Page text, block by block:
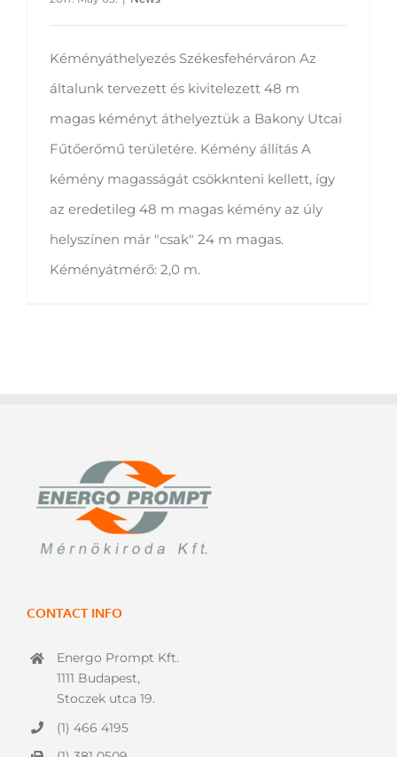
Kéményáthelyezés Székesfehérváron Az
általunk tervezett és kivitelezett 48 m
magas kéményt áthelyeztük a Bakony Utcai
Fűtőerőmű területére. Kémény állítás A
kémény magasságát csökknteni kellett, így
az eredetileg 48 m magas kémény az úly
helyszínen már "csak" 24 m magas.
Kéményátmérő: 2,0 m.
CONTACT INFO
Energo Prompt Kft.
1111 Budapest,
Stoczek utca 19.
(1) 466 4195